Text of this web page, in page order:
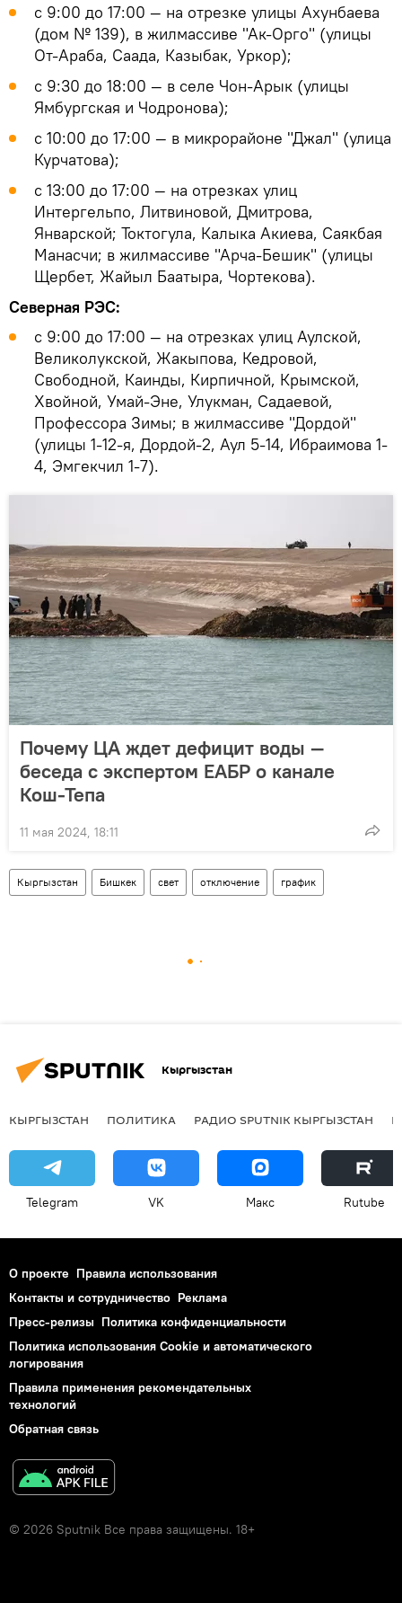
c 9:00 до 17:00 — на отрезке улицы Ахунбаева
(дом № 139), в жилмассиве "Ак-Орго" (улицы
От-Араба, Саада, Казыбак, Уркор);
c 9:30 до 18:00 — в селе Чон-Арык (улицы
Ямбургская и Чодронова);
c 10:00 до 17:00 — в микрорайоне "Джал" (улица
Курчатова);
c 13:00 до 17:00 — на отрезках улиц
Интергельпо, Литвиновой, Дмитрова,
Январской; Токтогула, Калыка Акиева, Саякбая
Манасчи; в жилмассиве "Арча-Бешик" (улицы
Щербет, Жайыл Баатыра, Чортекова).
Северная РЭС:
с 9:00 до 17:00 — на отрезках улиц Аулской,
Великолукской, Жакыпова, Кедровой,
Свободной, Каинды, Кирпичной, Крымской,
Хвойной, Умай-Эне, Улукман, Садаевой,
Профессора Зимы; в жилмассиве "Дордой"
(улицы 1-12-я, Дордой-2, Аул 5-14, Ибраимова 1-
4, Эмгекчил 1-7).
Почему ЦА ждет дефицит воды —
беседа с экспертом ЕАБР о канале
Кош-Тепа
11 мая 2024, 18:11
Кыргызстан Бишкек свет отключение график
Кыргызстан
КЫРГЫЗСТАН ПОЛИТИКА РАДИО SPUTNIK КЫРГЫЗСТАН
Telegram VK Макс Rutube
О проекте Правила использования
Контакты и сотрудничество Реклама
Пресс-релизы Политика конфиденциальности
Политика использования Cookie и автоматического
логирования
Правила применения рекомендательных
технологий
Обратная связь
© 2026 Sputnik Все права защищены. 18+